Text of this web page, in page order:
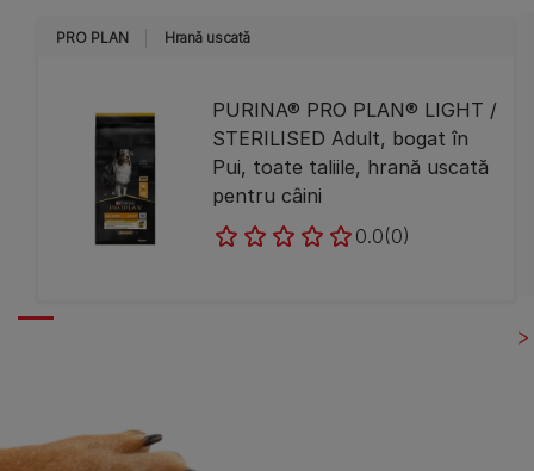
PRO PLAN Hrană uscată
PURINA® PRO PLAN® LIGHT /
STERILISED Adult, bogat în
Pui, toate taliile, hrană uscată
pentru câini
0.0(0)